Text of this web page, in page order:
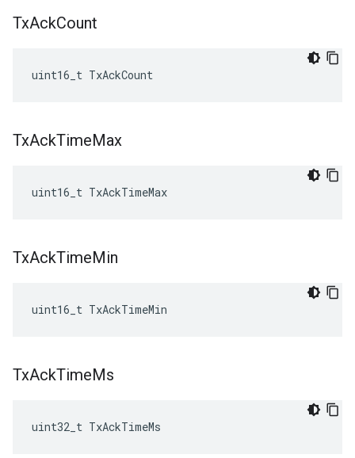
TxAckCount
uint16_t TxAckCount
TxAckTimeMax
uint16_t TxAckTimeMax
TxAckTimeMin
uint16_t TxAckTimeMin
TxAckTimeMs
uint32_t TxAckTimeMs